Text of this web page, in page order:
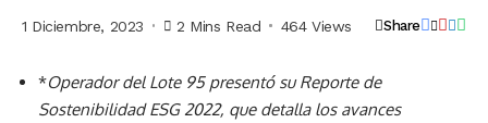
1 Diciembre, 2023 2 Mins Read 464 Views Share
*Operador del Lote 95 presentó su Reporte de
Sostenibilidad ESG 2022, que detalla los avances